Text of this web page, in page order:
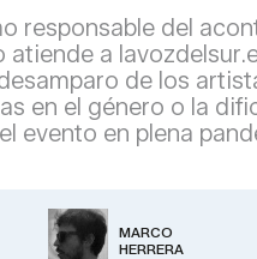
responsable del
atiende a
de los
en el género o la
evento en plena
MARCO
HERRERA